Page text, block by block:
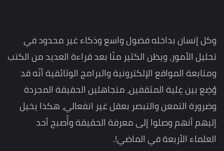
وكل إنسان بداخله فضول واسع وذكاء غير محدود في
تحليل الأمور، ويظن الكثير منّا بعد قراءة العديد من الكتب
ومتابعة المواقع الإلكترونية والبرامج الوثائقية أنّه قد
وُضِع بين عِلية المثقفين، متجاهلين الحقيقة المجردة
وضرورة التمعن والتبصر بعقل غير انفعالي، هكذا يخيل
إليهم أنهم وصلوا إلى معرفة الحقيقة وأًصبح أحد
العلماء الأربعة في الماضي!.